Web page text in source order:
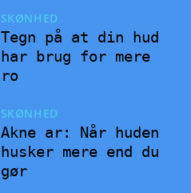
SKØNHED
Tegn på at din hud
har brug for mere
ro
SKØNHED
Akne ar: Når huden
husker mere end du
gør